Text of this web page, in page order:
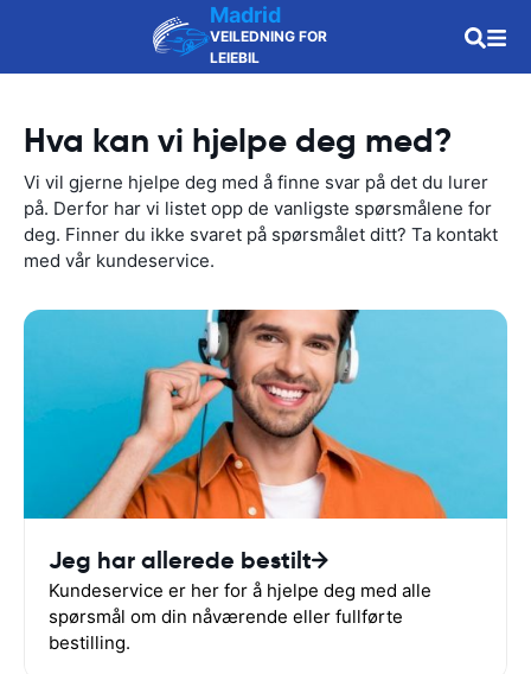
Madrid
VEILEDNING FOR
LEIEBIL
Hva kan vi hjelpe deg med?
Vi vil gjerne hjelpe deg med å finne svar på det du lurer
på. Derfor har vi listet opp de vanligste spørsmålene for
deg. Finner du ikke svaret på spørsmålet ditt? Ta kontakt
med vår kundeservice.
Jeg har allerede bestilt
Kundeservice er her for å hjelpe deg med alle
spørsmål om din nåværende eller fullførte
bestilling.